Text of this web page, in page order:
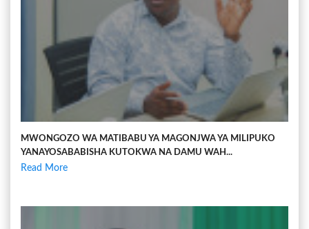
MWONGOZO WA MATIBABU YA MAGONJWA YA MILIPUKO
YANAYOSABABISHA KUTOKWA NA DAMU WAH...
Read More